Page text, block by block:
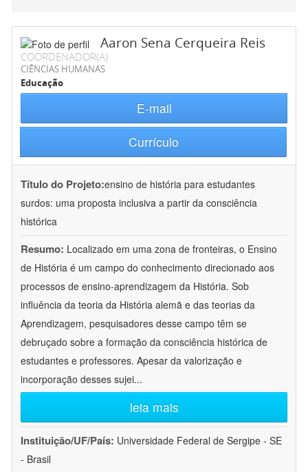
Aaron Sena Cerqueira Reis
COORDENADOR(A)
CIÊNCIAS HUMANAS
Educação
E-mail
Currículo
Título do Projeto:ensino de história para estudantes
surdos: uma proposta inclusiva a partir da consciência
histórica
Resumo: Localizado em uma zona de fronteiras, o Ensino
de História é um campo do conhecimento direcionado aos
processos de ensino-aprendizagem da História. Sob
influência da teoria da História alemã e das teorias da
Aprendizagem, pesquisadores desse campo têm se
debruçado sobre a formação da consciência histórica de
estudantes e professores. Apesar da valorização e
incorporação desses sujei...
leia mais
Instituição/UF/País: Universidade Federal de Sergipe - SE
- Brasil